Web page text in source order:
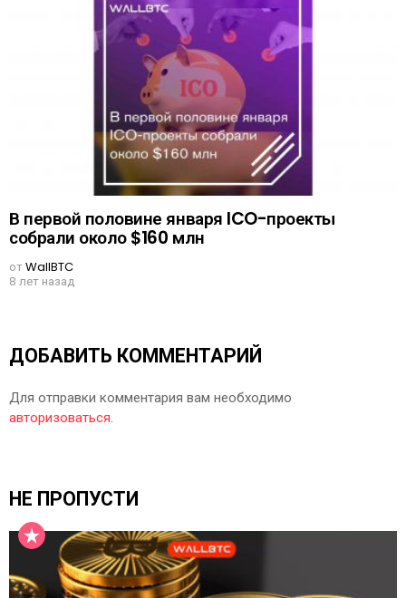
В первой половине января ICO-проекты
собрали около $160 млн
отWallBTC
8 лет назад
ДОБАВИТЬ КОММЕНТАРИЙ
Для отправки комментария вам необходимо
авторизоваться.
НЕ ПРОПУСТИ